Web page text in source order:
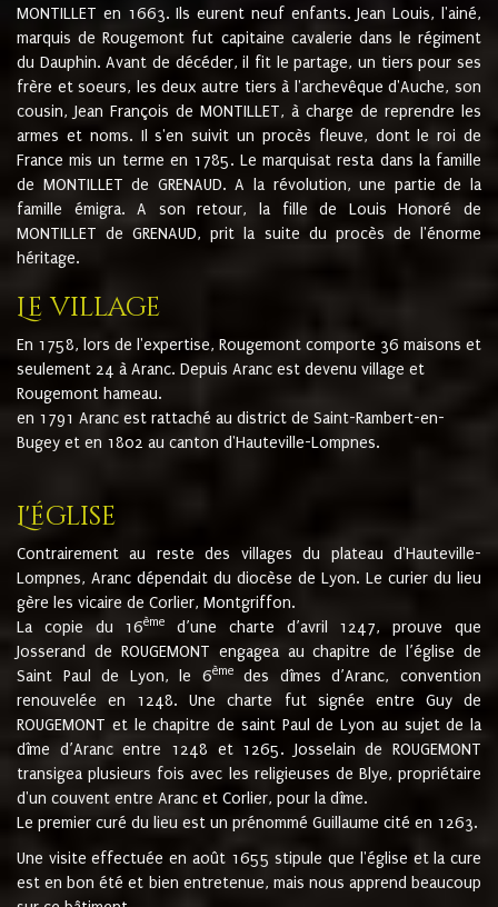
MONTILLET en 1663. Ils eurent neuf enfants. Jean Louis, l'ainé,
marquis de Rougemont fut capitaine cavalerie dans le régiment
du Dauphin. Avant de décéder, il fit le partage, un tiers pour ses
frère et soeurs, les deux autre tiers à l'archevêque d'Auche, son
cousin, Jean François de MONTILLET, à charge de reprendre les
armes et noms. Il s'en suivit un procès fleuve, dont le roi de
France mis un terme en 1785. Le marquisat resta dans la famille
de MONTILLET de GRENAUD. A la révolution, une partie de la
famille émigra. A son retour, la fille de Louis Honoré de
MONTILLET de GRENAUD, prit la suite du procès de l'énorme
héritage.
Le village
En 1758, lors de l'expertise, Rougemont comporte 36 maisons et
seulement 24 à Aranc. Depuis Aranc est devenu village et
Rougemont hameau.
en 1791 Aranc est rattaché au district de Saint-Rambert-en-
Bugey et en 1802 au canton d'Hauteville-Lompnes.
L'église
Contrairement au reste des villages du plateau d'Hauteville-
Lompnes, Aranc dépendait du diocèse de Lyon. Le curier du lieu
gère les vicaire de Corlier, Montgriffon.
La copie du 16ème
d’une charte d’avril 1247, prouve que
Josserand de ROUGEMONT engagea au chapitre de l’église de
Saint Paul de Lyon, le 6èmedes dîmes d’Aranc, convention
renouvelée en 1248. Une charte fut signée entre Guy de
ROUGEMONT et le chapitre de saint Paul de Lyon au sujet de la
dîme d’Aranc entre 1248 et 1265. Josselain de ROUGEMONT
transigea plusieurs fois avec les religieuses de Blye, propriétaire
d'un couvent entre Aranc et Corlier, pour la dîme.
Le premier curé du lieu est un prénommé Guillaume cité en 1263.
Une visite effectuée en août 1655 stipule que l'église et la cure
est en bon été et bien entretenue, mais nous apprend beaucoup